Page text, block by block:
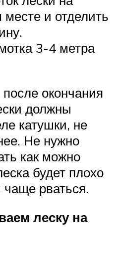
и отделить
3-4 метра
окончания
должны
катушки, не
Не нужно
как можно
будет плохо
рваться.
леску на